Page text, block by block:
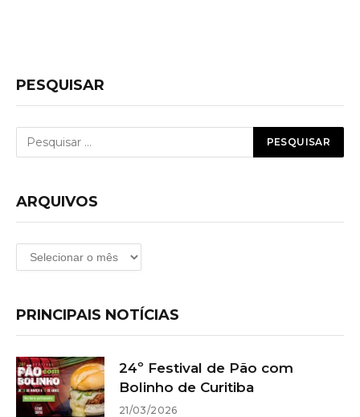
PESQUISAR
ARQUIVOS
Arquivos
PRINCIPAIS NOTÍCIAS
24º Festival de Pão com
Bolinho de Curitiba
21/03/2026